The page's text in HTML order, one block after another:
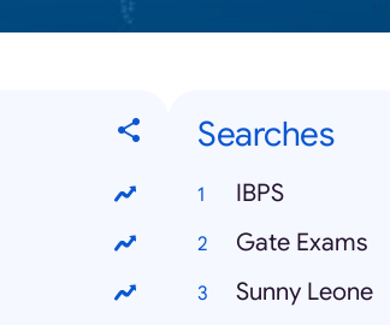
Searches
IBPS
Gate Exams
Sunny Leone